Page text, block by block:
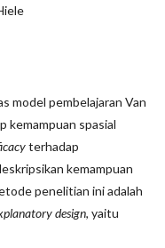
model pembelajaran Van
kemampuan spasial
terhadap
kemampuan
penelitian ini adalah
design, yaitu